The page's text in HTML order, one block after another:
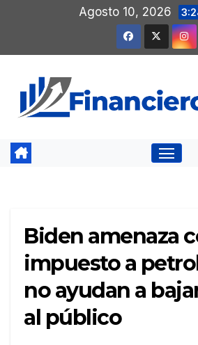
contenido
Agosto 10, 2026
Biden amenaza
impuesto a
no ayudan a
al público